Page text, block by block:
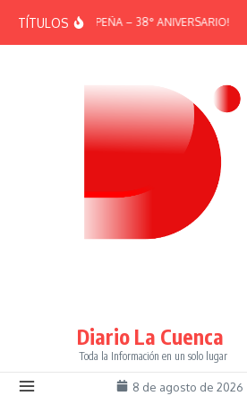
TÍTULOS¡GRAN PEÑA – 38° ANIVERSARIO!
Diario La Cuenca
Toda la Información en un solo lugar
8 de agosto de 2026